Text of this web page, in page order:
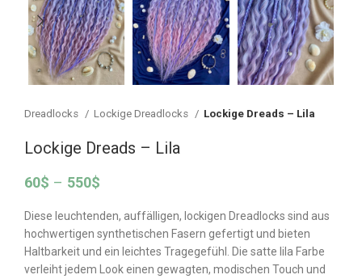
Dreadlocks Lockige Dreadlocks Lockige Dreads – Lila
Lockige Dreads – Lila
60$ – 550$
Diese leuchtenden, auffälligen, lockigen Dreadlocks sind aus
hochwertigen synthetischen Fasern gefertigt und bieten
Haltbarkeit und ein leichtes Tragegefühl. Die satte lila Farbe
verleiht jedem Look einen gewagten, modischen Touch und